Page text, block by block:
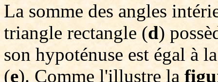
La somme des angles
triangle rectangle (d)
son hypoténuse est égal à
(e). Comme l'illustre la